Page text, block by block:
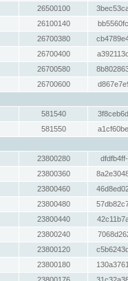
26500100
26100140
26700380
26700400
26700580
26700600
581540
581550
23800280
23800360
23800460
23800480
23800440
23800240
23800120
23800180